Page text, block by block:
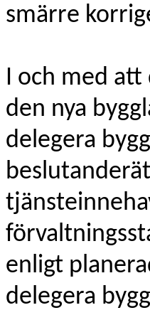
smärre
I och med
den nya
delegera
enligt
delegera